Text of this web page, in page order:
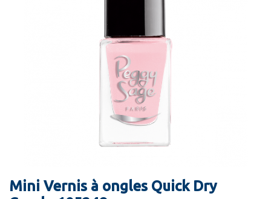
Mini Vernis à ongles Quick Dry